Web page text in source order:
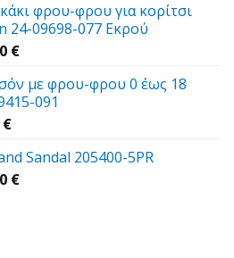
€.είναι:
49,00 €.
φρου-φρου για κορίτσι
24-09698-077 Εκρού
€.
€Η
τιμή
είναι:
με φρου-φρου 0 έως 18
091
€.
€Η
τιμή
είναι:
Sandal 205400-5PR
€Η